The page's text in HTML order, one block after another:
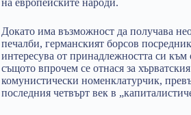
на европейските народи.
Докато има възможност да получава
печалби, германският борсов
интересува от принадлежността си към
същото впрочем се отнася за
комунистически номенклатурчик,
последния четвърт век в